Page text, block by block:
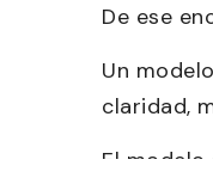
De ese
Un
claridad,
El